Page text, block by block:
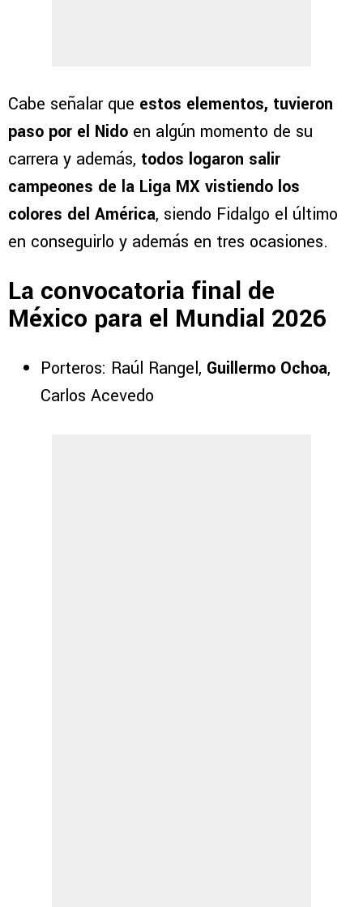
Cabe señalar que estos elementos, tuvieron
paso por el Nido en algún momento de su
carrera y además, todos logaron salir
campeones de la Liga MX vistiendo los
colores del América, siendo Fidalgo el último
en conseguirlo y además en tres ocasiones.
La convocatoria final de
México para el Mundial 2026
Porteros: Raúl Rangel, Guillermo Ochoa,
Carlos Acevedo